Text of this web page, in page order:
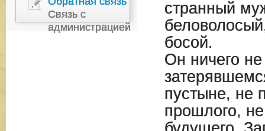
Связь с
администрацией
странный
босой.
Он ничего не
пустыне, не
прошлого,